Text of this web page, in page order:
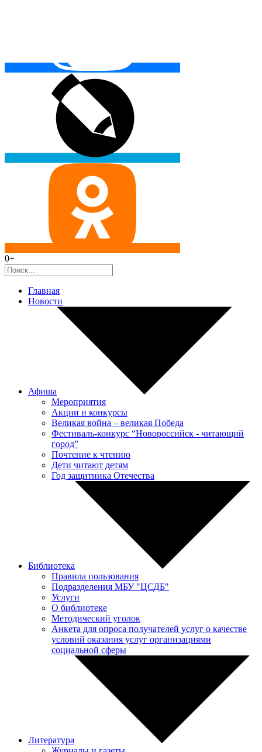
0+
Главная
Новости
Афиша
Мероприятия
Акции и конкурсы
Великая война – великая Победа
Фестиваль-конкурс “Новороссийск - читающий
город”
Почтение к чтению
Дети читают детям
Год защитника Отечества
Библиотека
Правила пользования
Подразделения МБУ "ЦСДБ"
Услуги
О библиотеке
Методический уголок
Анкета для опроса получателей услуг о качестве
условий оказания услуг организациями
социальной сферы
Литература